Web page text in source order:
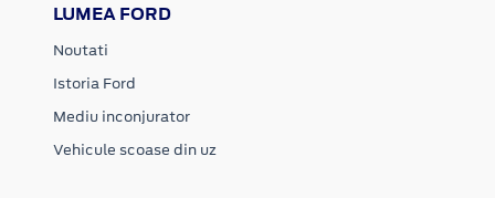
LUMEA FORD
Noutati
Istoria Ford
Mediu inconjurator
Vehicule scoase din uz